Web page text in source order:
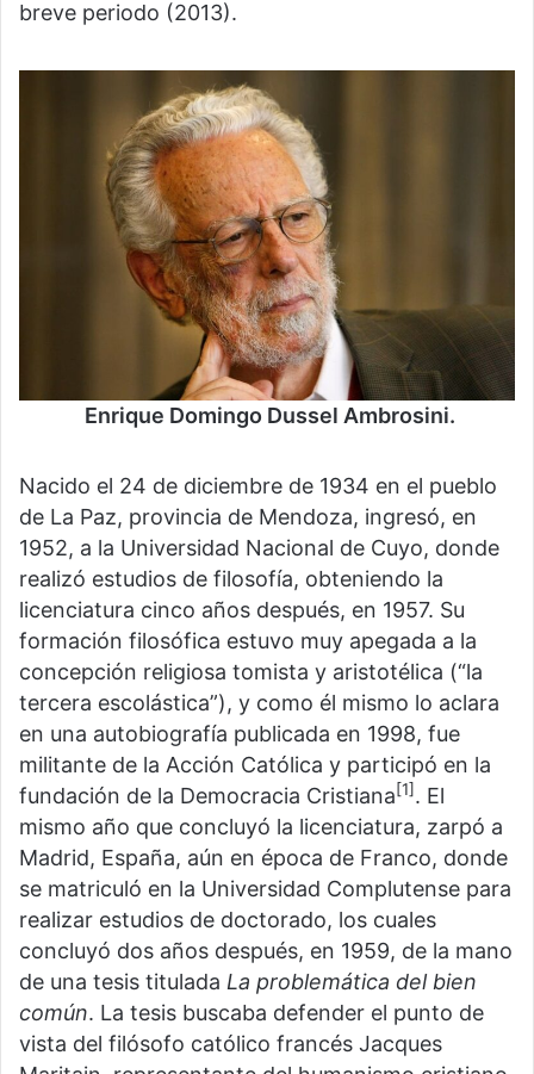
breve periodo (2013).
Enrique Domingo Dussel Ambrosini.
Nacido el 24 de diciembre de 1934 en el pueblo
de La Paz, provincia de Mendoza, ingresó, en
1952, a la Universidad Nacional de Cuyo, donde
realizó estudios de filosofía, obteniendo la
licenciatura cinco años después, en 1957. Su
formación filosófica estuvo muy apegada a la
concepción religiosa tomista y aristotélica (“la
tercera escolástica”), y como él mismo lo aclara
en una autobiografía publicada en 1998, fue
militante de la Acción Católica y participó en la
fundación de la Democracia Cristiana[1]. El
mismo año que concluyó la licenciatura, zarpó a
Madrid, España, aún en época de Franco, donde
se matriculó en la Universidad Complutense para
realizar estudios de doctorado, los cuales
concluyó dos años después, en 1959, de la mano
de una tesis titulada La problemática del bien
común. La tesis buscaba defender el punto de
vista del filósofo católico francés Jacques